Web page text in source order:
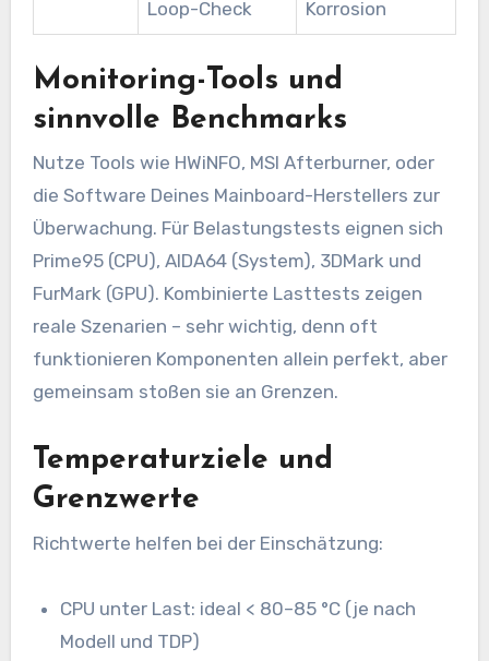
Loop-Check Korrosion
Monitoring-Tools und
sinnvolle Benchmarks
Nutze Tools wie HWiNFO, MSI Afterburner, oder
die Software Deines Mainboard-Herstellers zur
Überwachung. Für Belastungstests eignen sich
Prime95 (CPU), AIDA64 (System), 3DMark und
FurMark (GPU). Kombinierte Lasttests zeigen
reale Szenarien – sehr wichtig, denn oft
funktionieren Komponenten allein perfekt, aber
gemeinsam stoßen sie an Grenzen.
Temperaturziele und
Grenzwerte
Richtwerte helfen bei der Einschätzung:
CPU unter Last: ideal < 80–85 °C (je nach
Modell und TDP)